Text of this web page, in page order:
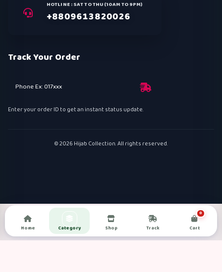
Home Category Shop Track
0
Cart
HOTLINE : SAT TO THU (10AM TO 9PM)
+8809613820026
Track Your Order
Enter your order ID to get an instant status update.
© 2026 Hijab Collection. All rights reserved.